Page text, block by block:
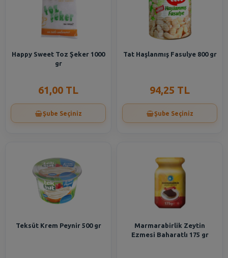
Happy Sweet Toz Şeker 1000
gr
61,00 TL
Şube Seçiniz
Tat Haşlanmış Fasulye 800 gr
94,25 TL
Şube Seçiniz
Teksüt Krem Peynir 500 gr
Marmarabirlik Zeytin
Ezmesi Baharatlı 175 gr